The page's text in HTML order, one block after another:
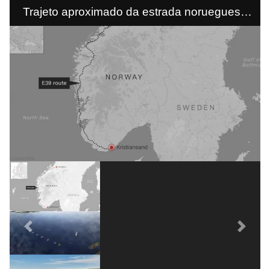
Trajeto aproximado da estrada norueguesa
E39, planejado para 2050.
Previous Next